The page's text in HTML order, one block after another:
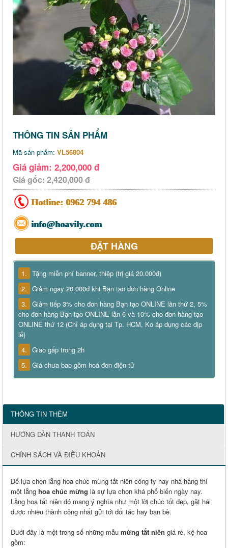
THÔNG TIN SẢN PHẨM
Mã sản phẩm: VL56804
Giá giảm: 2,200,000 đ
Giá gốc: 2,420,000 đ
Hotline: 0962 794 486
info@hoavily.com
ĐẶT HÀNG
1. Tặng miễn phí banner, thiệp (trị giá 20.000đ)
2. Giảm ngay 20.000đ khi Bạn tạo đơn hàng Online
3. Giảm tiếp 3% cho đơn hàng Bạn tạo ONLINE lần thứ 2, 5%
cho đơn hàng Bạn tạo ONLINE lần 6 và 10% cho đơn hàng tạo
ONLINE thứ 12 (Chỉ áp dụng tại Tp. HCM, Ko áp dụng các dịp
lễ)
4. Giao gấp trong 2h
5. Giá chưa bao gồm hoá đơn điện tử
THÔNG TIN THÊM
HƯỚNG DẪN THANH TOÁN
CHÍNH SÁCH VÀ ĐIỀU KHOẢN
Để lựa chọn lẵng hoa chúc mừng tất niên công ty hay nhà hàng thì
một lẵng hoa chúc mừng là sự lựa chọn khá phổ biến ngày nay.
Lẵng hoa tất niên đó mang ý nghĩa như một lời chúc tốt đẹp, gặt hái
được nhiều thành công nhất gửi tới đối tác hay bạn bè.
Dưới đây là một trong số những mẫu mừng tất niên giá rẻ, kệ hoa
gồm: